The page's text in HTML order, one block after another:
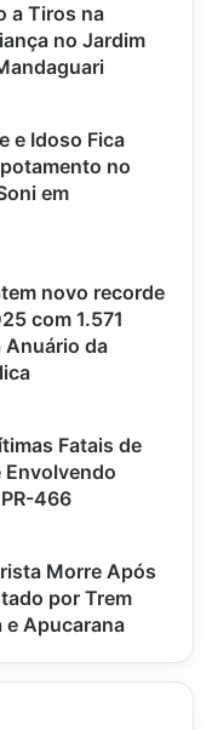
a Tiros na
no Jardim
e Idoso Fica
no
em
novo recorde
com 1.571
da
Fatais de
Envolvendo
466
Morre Após
por Trem
e Apucarana